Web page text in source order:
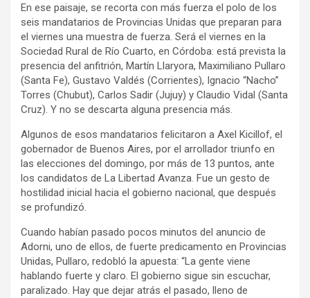
En ese paisaje, se recorta con más fuerza el polo de los
seis mandatarios de Provincias Unidas que preparan para
el viernes una muestra de fuerza. Será el viernes en la
Sociedad Rural de Río Cuarto, en Córdoba: está prevista la
presencia del anfitrión, Martín Llaryora, Maximiliano Pullaro
(Santa Fe), Gustavo Valdés (Corrientes), Ignacio “Nacho”
Torres (Chubut), Carlos Sadir (Jujuy) y Claudio Vidal (Santa
Cruz). Y no se descarta alguna presencia más.
Algunos de esos mandatarios felicitaron a Axel Kicillof, el
gobernador de Buenos Aires, por el arrollador triunfo en
las elecciones del domingo, por más de 13 puntos, ante
los candidatos de La Libertad Avanza. Fue un gesto de
hostilidad inicial hacia el gobierno nacional, que después
se profundizó.
Cuando habían pasado pocos minutos del anuncio de
Adorni, uno de ellos, de fuerte predicamento en Provincias
Unidas, Pullaro, redobló la apuesta: “La gente viene
hablando fuerte y claro. El gobierno sigue sin escuchar,
paralizado. Hay que dejar atrás el pasado, lleno de